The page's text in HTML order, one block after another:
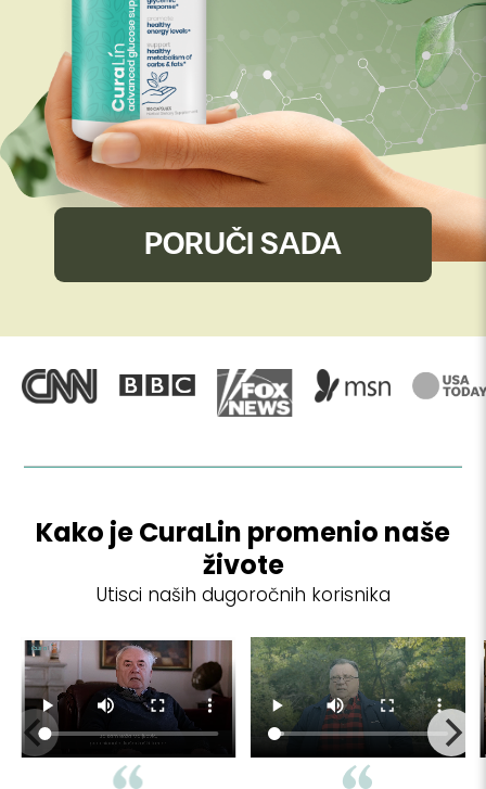
PORUČI SADA
Kako je CuraLin promenio naše
živote
Utisci naših dugoročnih korisnika